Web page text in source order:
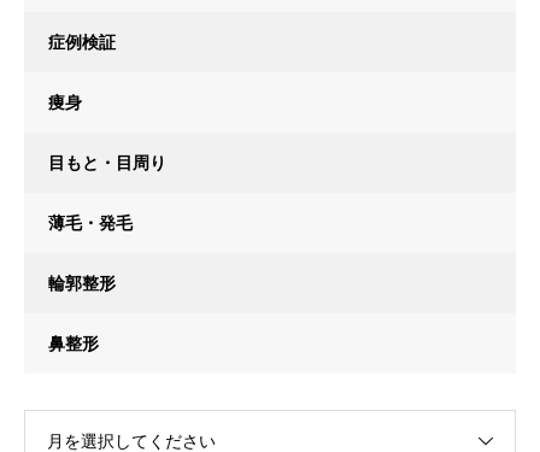
症例検証
痩身
目もと・目周り
薄毛・発毛
輪郭整形
鼻整形
月を選択してください